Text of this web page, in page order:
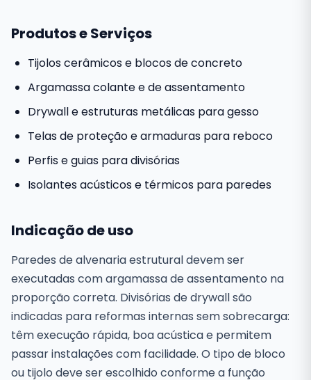
Produtos e Serviços
Tijolos cerâmicos e blocos de concreto
Argamassa colante e de assentamento
Drywall e estruturas metálicas para gesso
Telas de proteção e armaduras para reboco
Perfis e guias para divisórias
Isolantes acústicos e térmicos para paredes
Indicação de uso
Paredes de alvenaria estrutural devem ser
executadas com argamassa de assentamento na
proporção correta. Divisórias de drywall são
indicadas para reformas internas sem sobrecarga:
têm execução rápida, boa acústica e permitem
passar instalações com facilidade. O tipo de bloco
ou tijolo deve ser escolhido conforme a função